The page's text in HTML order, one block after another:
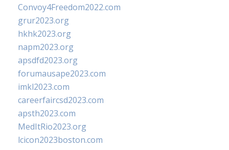
Convoy4Freedom2022.com
grur2023.org
hkhk2023.org
napm2023.org
apsdfd2023.org
forumausape2023.com
imkl2023.com
careerfaircsd2023.com
apsth2023.com
MedItRio2023.org
lcicon2023boston.com